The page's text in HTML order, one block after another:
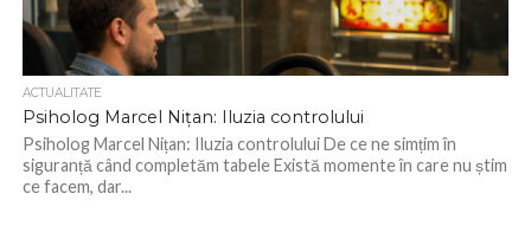
ACTUALITATE
Psiholog Marcel Nițan: Iluzia controlului
Psiholog Marcel Nițan: Iluzia controlului De ce ne simțim în
siguranță când completăm tabele Există momente în care nu știm
ce facem, dar...